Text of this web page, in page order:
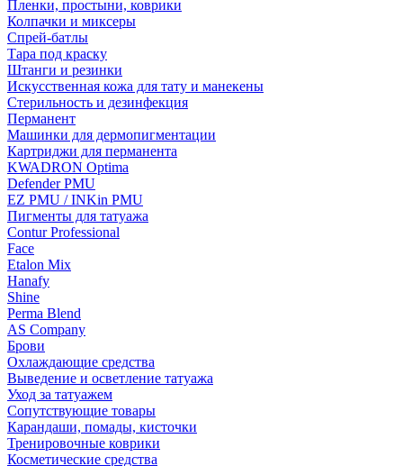
Пленки, простыни, коврики
Колпачки и миксеры
Спрей-батлы
Тара под краску
Штанги и резинки
Искусственная кожа для тату и манекены
Стерильность и дезинфекция
Перманент
Машинки для дермопигментации
Картриджи для перманента
KWADRON Optima
Defender PMU
EZ PMU / INKin PMU
Пигменты для татуажа
Contur Professional
Face
Etalon Mix
Hanafy
Shine
Perma Blend
AS Company
Брови
Охлаждающие средства
Выведение и осветление татуажа
Уход за татуажем
Сопутствующие товары
Карандаши, помады, кисточки
Тренировочные коврики
Косметические средства